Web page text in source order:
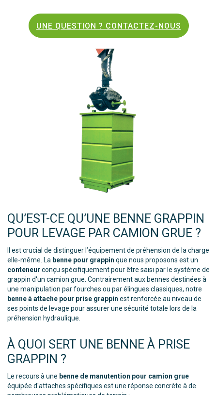
UNE QUESTION ? CONTACTEZ-NOUS
QU’EST-CE QU’UNE BENNE GRAPPIN
POUR LEVAGE PAR CAMION GRUE ?
Il est crucial de distinguer l’équipement de préhension de la charge
elle-même. La benne pour grappin que nous proposons est un
conteneur conçu spécifiquement pour être saisi par le système de
grappin d'un camion grue. Contrairement aux bennes destinées à
une manipulation par fourches ou par élingues classiques, notre
benne à attache pour prise grappin est renforcée au niveau de
ses points de levage pour assurer une sécurité totale lors de la
préhension hydraulique.
À QUOI SERT UNE BENNE À PRISE
GRAPPIN ?
Le recours à une benne de manutention pour camion grue
équipée d'attaches spécifiques est une réponse concrète à de